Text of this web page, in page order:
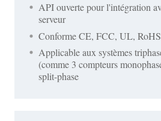
API ouverte pour l'intégration
serveur
Conforme CE, FCC, UL,
Applicable aux systèmes
(comme 3 compteurs
split-phase